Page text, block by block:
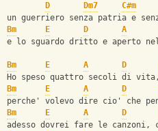
D
Dm7
C#m
un guerriero senza patria e
Bm
E D
A
e lo sguardo dritto e aperto
Bm E A D
Ho speso quattro secoli di
Bm
E A D
perche' volevo dire cio' che
Bm
E A D
adesso dovrei fare le